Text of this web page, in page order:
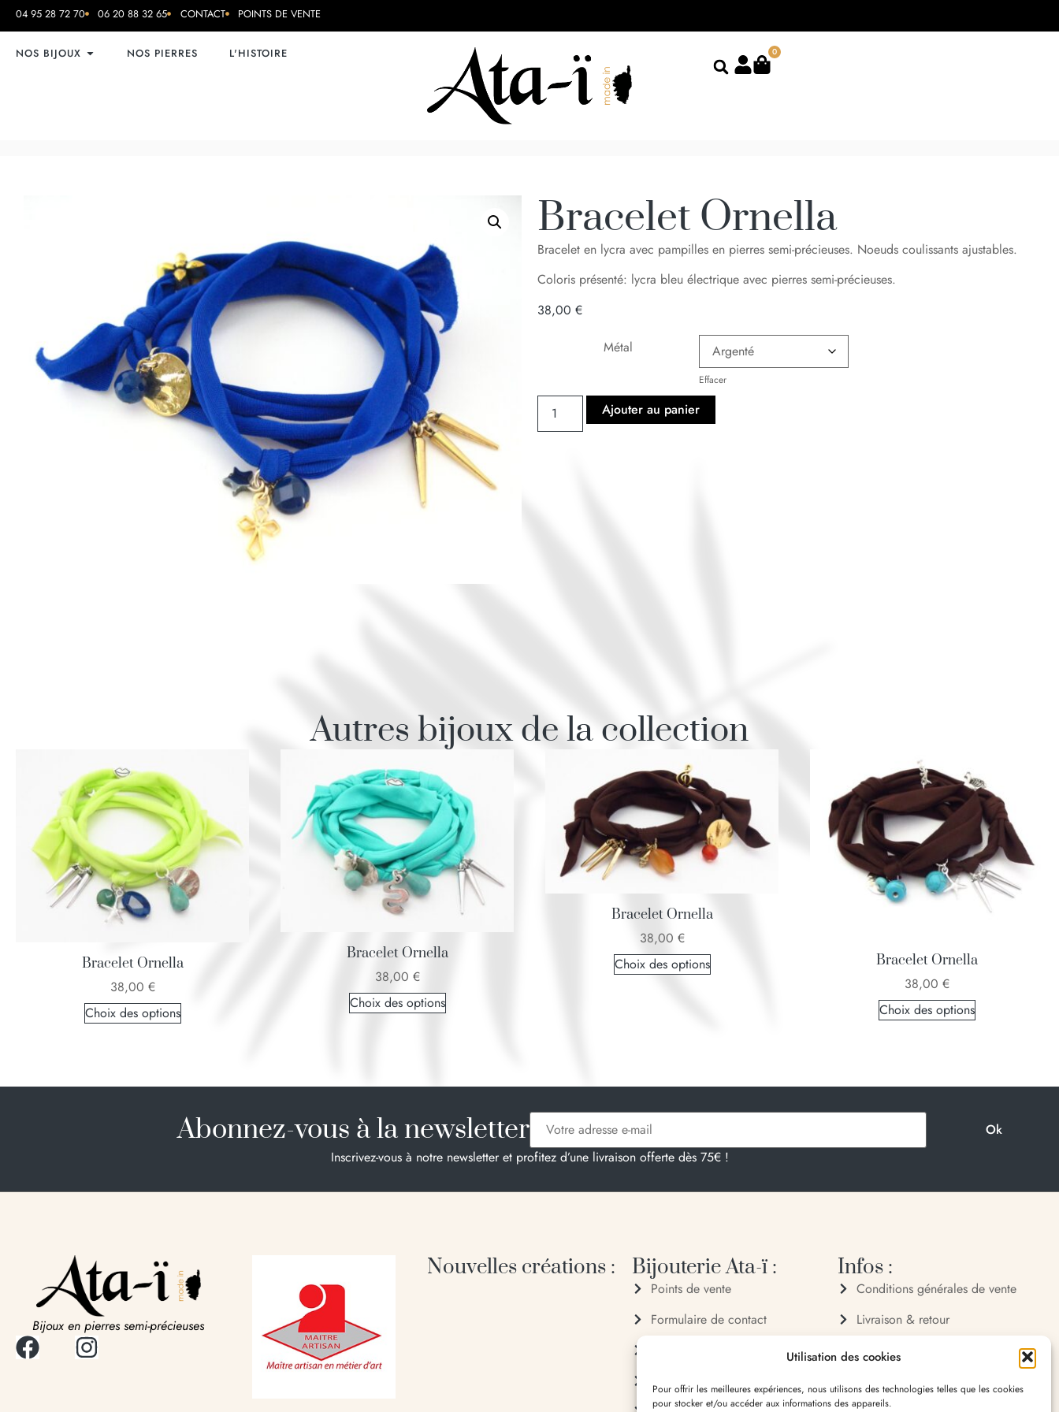
Utilisation des cookies
Pour offrir les meilleures expériences, nous utilisons des technologies telles que les cookies
pour stocker et/ou accéder aux informations des appareils.
04 95 28 72 70 06 20 88 32 65 CONTACT POINTS DE VENTE
NOS BIJOUX NOS PIERRES L'HISTOIRE 0
Bracelet Ornella
Bracelet en lycra avec pampilles en pierres semi-précieuses. Noeuds coulissants ajustables.
Coloris présenté: lycra bleu électrique avec pierres semi-précieuses.
38,00 €
Métal
Effacer
Ajouter au panier
Autres bijoux de la collection
Bracelet Ornella
38,00 €
Choix des options
Bracelet Ornella
38,00 €
Choix des options
Bracelet Ornella
38,00 €
Choix des options
Bracelet Ornella
38,00 €
Choix des options
Abonnez-vous à la newsletter
Inscrivez-vous à notre newsletter et profitez d’une livraison offerte dès 75€ !
Bijoux en pierres semi-précieuses
Nouvelles créations : Bijouterie Ata-ï :
Points de vente
Formulaire de contact
06 20 88 32 65
Infos :
Conditions générales de vente
Livraison & retour
Politique de confidentialité
Mentions légales